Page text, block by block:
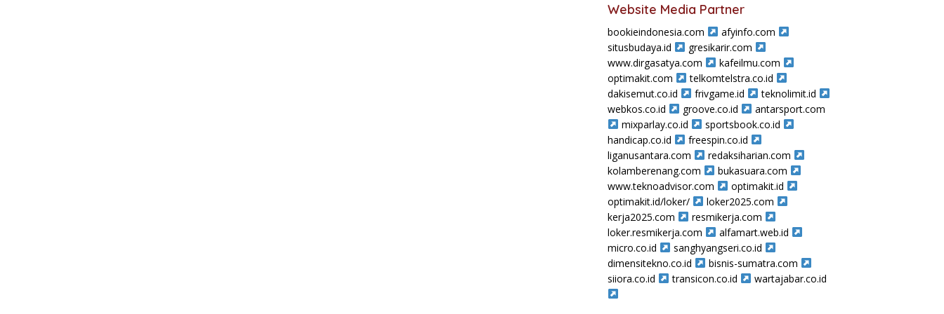
Website Media Partner
bookieindonesia.com
afyinfo.com
situsbudaya.id
gresikarir.com
www.dirgasatya.com
kafeilmu.com
optimakit.com
telkomtelstra.co.id
dakisemut.co.id
frivgame.id
teknolimit.id
webkos.co.id
groove.co.id
antarsport.com
mixparlay.co.id
sportsbook.co.id
handicap.co.id
freespin.co.id
liganusantara.com
redaksiharian.com
kolamberenang.com
bukasuara.com
www.teknoadvisor.com
optimakit.id
optimakit.id/loker/
loker2025.com
kerja2025.com
resmikerja.com
loker.resmikerja.com
alfamart.web.id
micro.co.id
sanghyangseri.co.id
dimensitekno.co.id
bisnis-sumatra.com
siiora.co.id
transicon.co.id wartajabar.co.id